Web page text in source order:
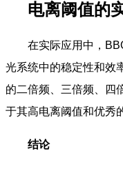
电离阈值的
在实际应用中，
光系统中的稳定性和效
的二倍频、三倍频、四
于其高电离阈值和优秀
结论